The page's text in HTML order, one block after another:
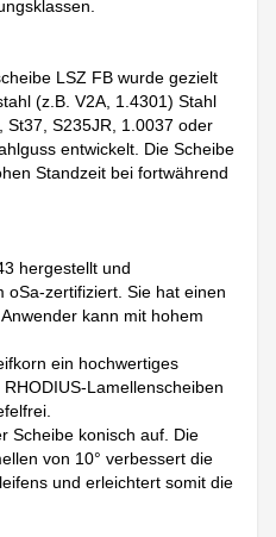
LSZ FB wurde gezielt
(z.B. V2A, 1.4301) Stahl
St37, S235JR, 1.0037 oder
entwickelt. Die Scheibe
Standzeit bei fortwährend
hergestellt und
oSa-zertifiziert. Sie hat einen
kann mit hohem
ein hochwertiges
Lamellenscheiben
Scheibe konisch auf. Die
von 10° verbessert die
und erleichtert somit die